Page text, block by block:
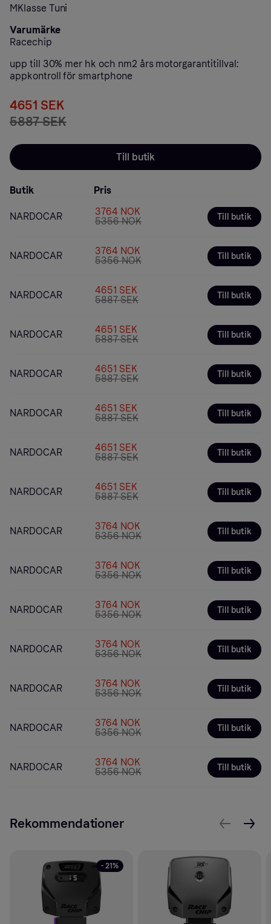
MKlasse Tuni
Varumärke
Racechip
upp till 30% mer hk och nm2 års motorgarantitillval:
appkontroll för smartphone
4651 SEK
5887 SEK
Till butik
Butik Pris
NARDOCAR
3764 NOK
5356 NOK
Till butik
NARDOCAR
3764 NOK
5356 NOK
Till butik
NARDOCAR
4651 SEK
5887 SEK
Till butik
NARDOCAR
4651 SEK
5887 SEK
Till butik
NARDOCAR
4651 SEK
5887 SEK
Till butik
NARDOCAR
4651 SEK
5887 SEK
Till butik
NARDOCAR
4651 SEK
5887 SEK
Till butik
NARDOCAR
4651 SEK
5887 SEK
Till butik
NARDOCAR
3764 NOK
5356 NOK
Till butik
NARDOCAR
3764 NOK
5356 NOK
Till butik
NARDOCAR
3764 NOK
5356 NOK
Till butik
NARDOCAR
3764 NOK
5356 NOK
Till butik
NARDOCAR
3764 NOK
5356 NOK
Till butik
NARDOCAR
3764 NOK
5356 NOK
Till butik
NARDOCAR
3764 NOK
5356 NOK
Till butik
Rekommendationer
- 21%